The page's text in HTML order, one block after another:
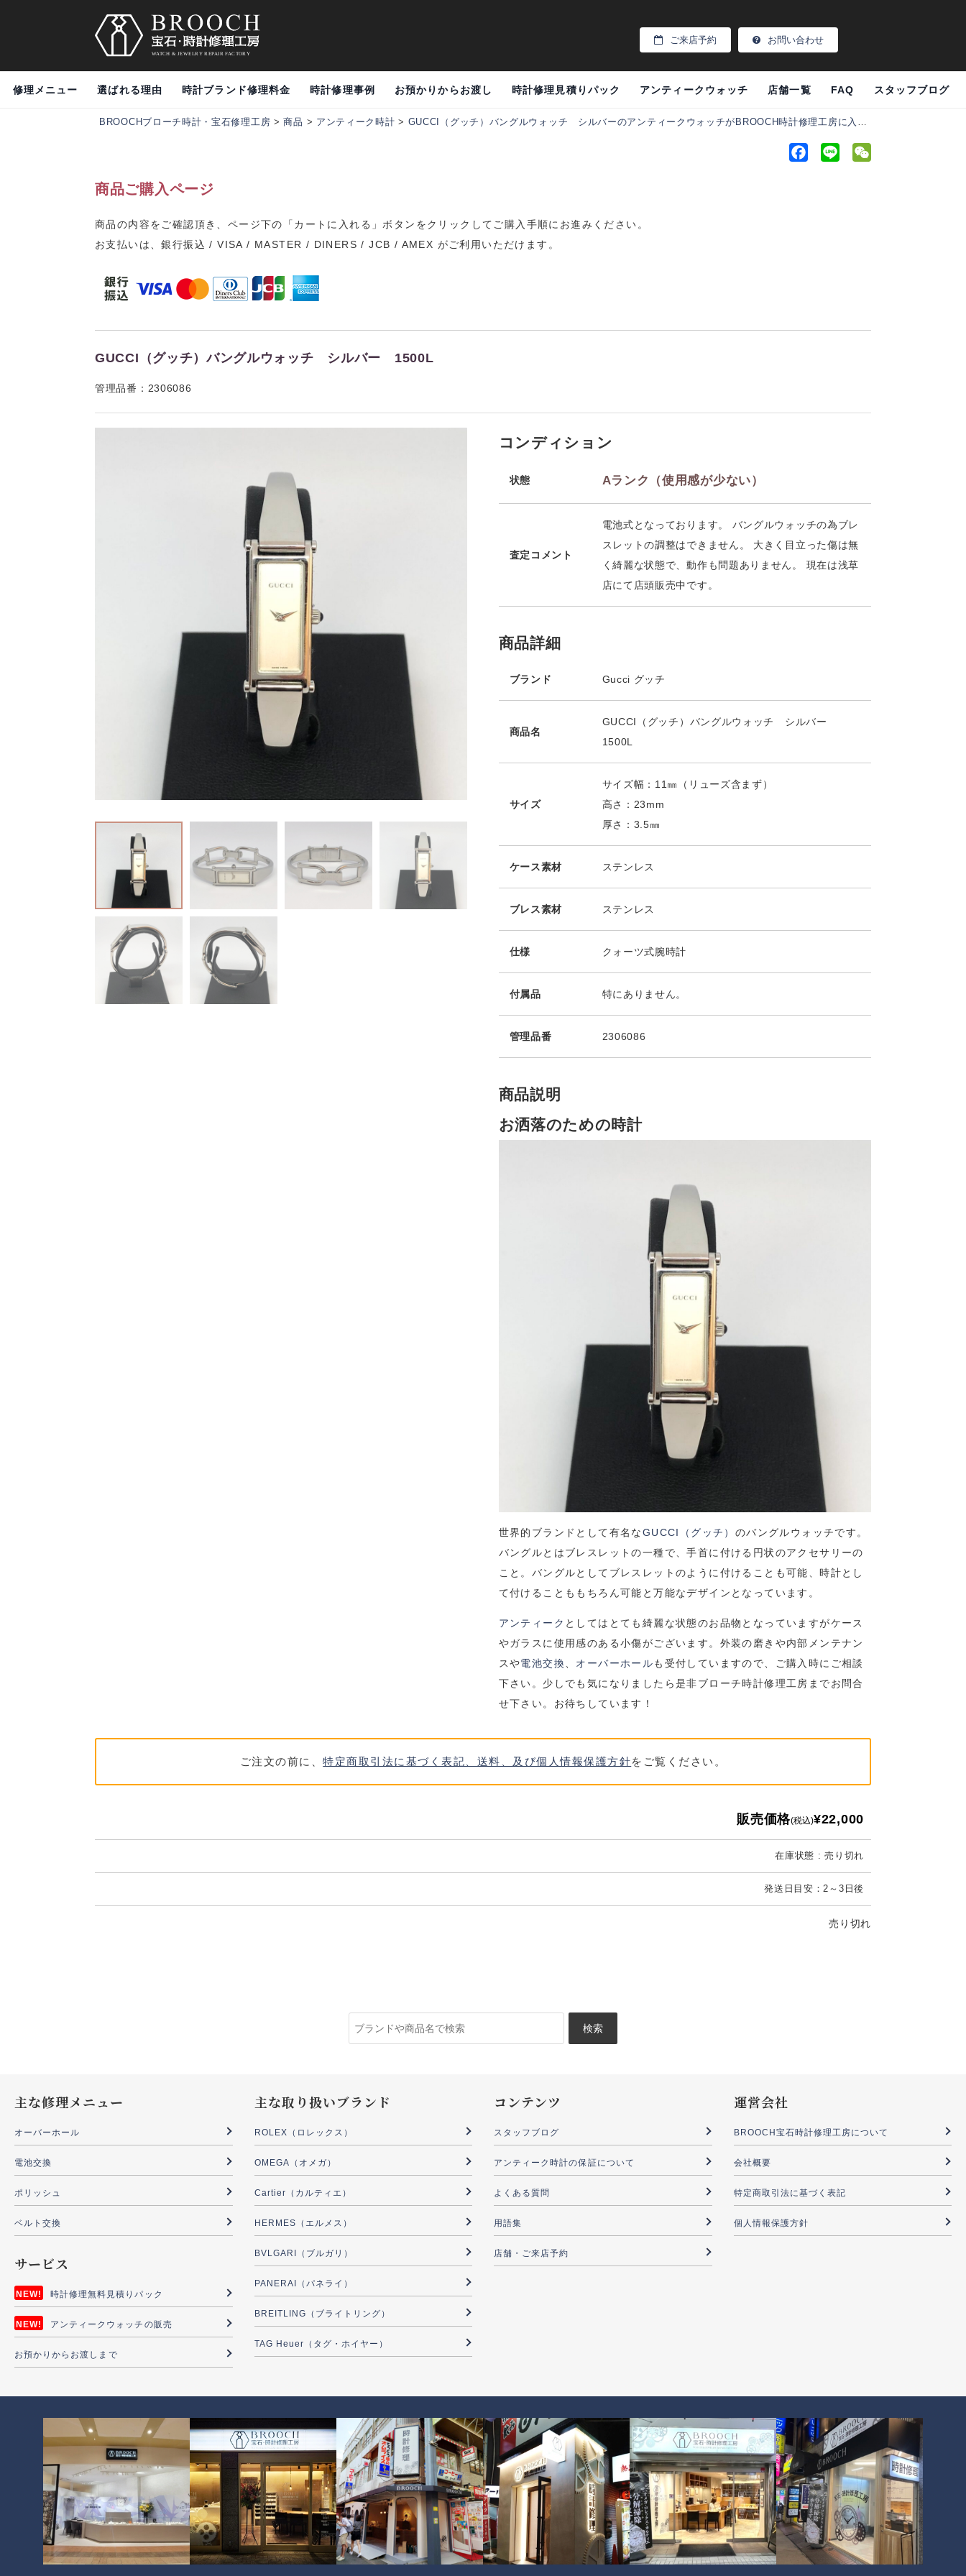
ご来店予約 お問い合わせ
修理メニュー 選ばれる理由 時計ブランド修理料金 時計修理事例 お預かりからお渡し 時計修理見積りパック アンティークウォッチ 店舗一覧 FAQ スタッフブログ
BROOCHブローチ時計・宝石修理工房 >商品 > アンティーク時計 > GUCCI（グッチ）バングルウォッチ シルバーのアンティークウォッチがBROOCH時計修理工房に入荷いたしました。
商品ご購入ページ
商品の内容をご確認頂き、ページ下の「カートに入れる」ボタンをクリックしてご購入手順にお進みください。
お支払いは、銀行振込 / VISA / MASTER / DINERS / JCB / AMEX がご利用いただけます。
GUCCI（グッチ）バングルウォッチ シルバー 1500L
管理品番：2306086
コンディション
状態 Aランク（使用感が少ない）
査定コメント
電池式となっております。 バングルウォッチの為ブレ
スレットの調整はできません。 大きく目立った傷は無
く綺麗な状態で、動作も問題ありません。 現在は浅草
店にて店頭販売中です。
商品詳細
ブランド Gucci グッチ
商品名
GUCCI（グッチ）バングルウォッチ シルバー
1500L
サイズ
サイズ幅：11㎜（リューズ含まず）
高さ：23mm
厚さ：3.5㎜
ケース素材 ステンレス
ブレス素材 ステンレス
仕様 クォーツ式腕時計
付属品 特にありません。
管理品番 2306086
商品説明
お洒落のための時計
世界的ブランドとして有名なGUCCI（グッチ） のバングルウォッチです。
バングルとはブレスレットの一種で、手首に付ける円状のアクセサリーの
こと。バングルとしてブレスレットのように付けることも可能、時計とし
て付けることももちろん可能と万能なデザインとなっています。
アンティーク としてはとても綺麗な状態のお品物となっていますがケース
やガラスに使用感のある小傷がございます。外装の磨きや内部メンテナン
スや電池交換、 オーバーホールも受付していますので、ご購入時にご相談
下さい。少しでも気になりましたら是非ブローチ時計修理工房までお問合
せ下さい。お待ちしています！
ご注文の前に、特定商取引法に基づく表記、送料、及び個人情報保護方針をご覧ください。
販売価格(税込)¥22,000
在庫状態 : 売り切れ
発送日目安：2～3日後
売り切れ
索:
主な修理メニュー
オーバーホール
電池交換
ポリッシュ
ベルト交換
サービス
時計修理無料見積りパック
アンティークウォッチの販売
お預かりからお渡しまで
主な取り扱いブランド
ROLEX（ロレックス）
OMEGA（オメガ）
Cartier（カルティエ）
HERMES（エルメス）
BVLGARI（ブルガリ）
PANERAI（パネライ）
BREITLING（ブライトリング）
TAG Heuer（タグ・ホイヤー）
コンテンツ
スタッフブログ
アンティーク時計の保証について
よくある質問
用語集
店舗・ご来店予約
運営会社
BROOCH宝石時計修理工房について
会社概要
特定商取引法に基づく表記
個人情報保護方針